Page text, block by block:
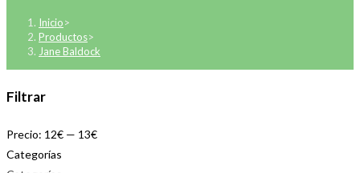
Inicio>
Productos>
Jane Baldock
Filtrar
Precio: 12€ — 13€
Categorías